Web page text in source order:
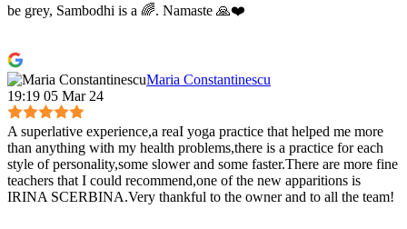
be grey, Sambodhi is a 🌈. Namaste 🙏❤️
Maria Constantinescu
19:19 05 Mar 24
A superlative experience,a reaI yoga practice that helped me more
than anything with my health problems,there is a practice for each
style of personality,some slower and some faster.There are more fine
teachers that I could recommend,one of the new apparitions is
IRINA SCERBINA.Very thankful to the owner and to all the team!